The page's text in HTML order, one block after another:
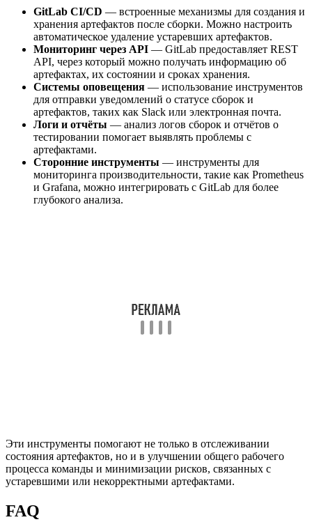
GitLab CI/CD — встроенные механизмы для создания и
хранения артефактов после сборки. Можно настроить
автоматическое удаление устаревших артефактов.
Мониторинг через API — GitLab предоставляет REST
API, через который можно получать информацию об
артефактах, их состоянии и сроках хранения.
Системы оповещения — использование инструментов
для отправки уведомлений о статусе сборок и
артефактов, таких как Slack или электронная почта.
Логи и отчёты — анализ логов сборок и отчётов о
тестировании помогает выявлять проблемы с
артефактами.
Сторонние инструменты — инструменты для
мониторинга производительности, такие как Prometheus
и Grafana, можно интегрировать с GitLab для более
глубокого анализа.
Эти инструменты помогают не только в отслеживании
состояния артефактов, но и в улучшении общего рабочего
процесса команды и минимизации рисков, связанных с
устаревшими или некорректными артефактами.
FAQ